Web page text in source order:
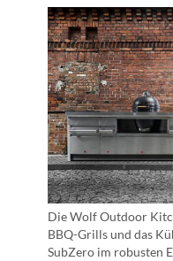
Die Wolf Outdoor
BBQ-Grills und das
SubZero im robusten